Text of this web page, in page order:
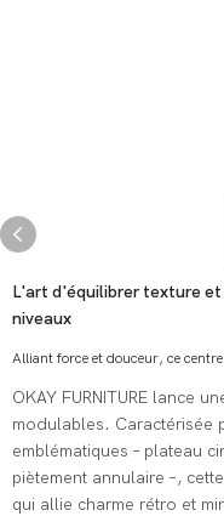
L'art d'équilibrer texture et
niveaux
Alliant force et douceur, ce
OKAY FURNITURE lance
modulables. Caractérisée
emblématiques – plateau
piètement annulaire –,
qui allie charme rétro et